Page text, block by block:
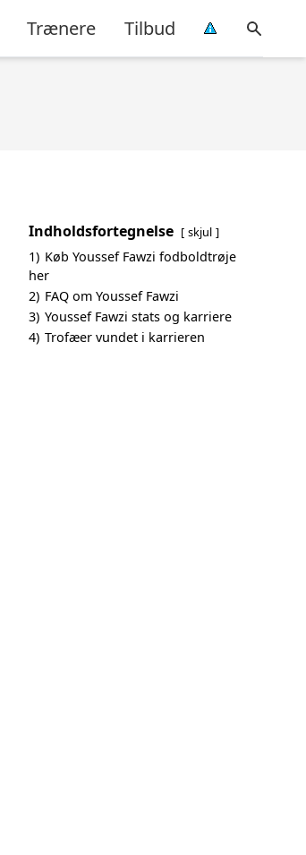
Trænere Tilbud
Indholdsfortegnelse skjul
1) Køb Youssef Fawzi fodboldtrøje
her
2) FAQ om Youssef Fawzi
3) Youssef Fawzi stats og karriere
4) Trofæer vundet i karrieren